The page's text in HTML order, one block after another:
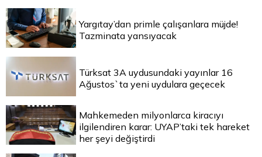
Yargıtay’dan primle çalışanlara müjde!
Tazminata yansıyacak
Türksat 3A uydusundaki yayınlar 16
Ağustos`ta yeni uydulara geçecek
Mahkemeden milyonlarca kiracıyı
ilgilendiren karar: UYAP’taki tek hareket
her şeyi değiştirdi